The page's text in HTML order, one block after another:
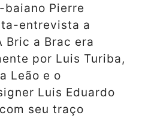
Pierre
entrevista a
Bric a Brac era
por Luis Turiba,
Leão e o
Luis Eduardo
seu traço